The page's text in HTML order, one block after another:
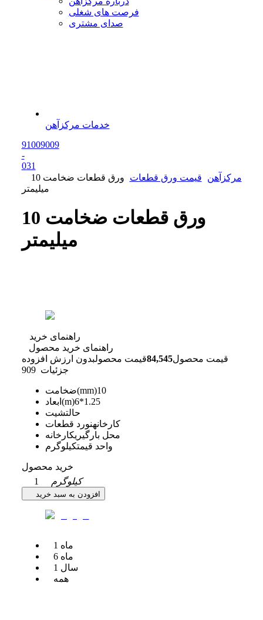
فرصت های شغلی
صدای مشتری
خدمات مرکزآهن
91009009
-
031
مرکزآهن
قیمت ورق قطعات
ورق قطعات ضخامت 10
میلیمتر
ورق قطعات ضخامت 10
میلیمتر
راهنمای خرید
راهنمای خرید محصول
قیمت محصول84,545قیمت محصولبدون ارزش افزوده
909 جزئیات
ضخامت(mm)10
ابعاد(m)6*1.25
حالتشیت
کارخانهنورد قطعات
محل بارگیریکارخانه
واحد قیمتکیلوگرم
خرید محصول
1
کیلوگرم
افزودن به سبد خرید
1 ماه
6 ماه
1 سال
همه